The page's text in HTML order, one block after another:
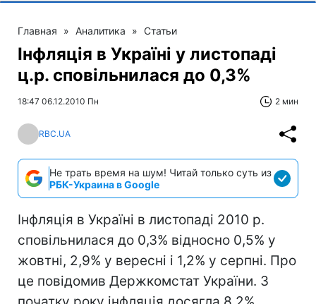
Главная » Аналитика » Статьи
Інфляція в Україні у листопаді
ц.р. сповільнилася до 0,3%
18:47 06.12.2010 Пн 2 мин
RBC.UA
Не трать время на шум! Читай только суть из
РБК-Украина в Google
Інфляція в Україні в листопаді 2010 р.
сповільнилася до 0,3% відносно 0,5% у
жовтні, 2,9% у вересні і 1,2% у серпні. Про
це повідомив Держкомстат України. З